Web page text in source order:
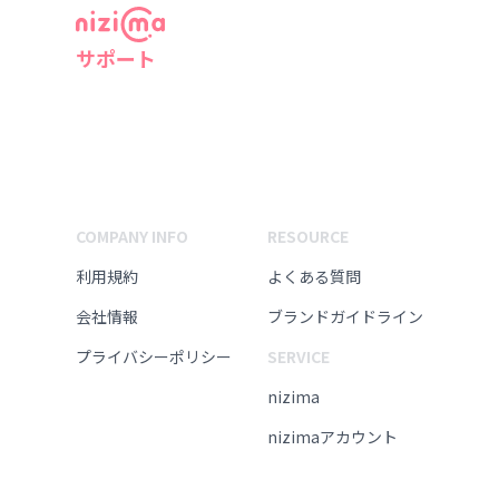
サポート
COMPANY INFO
利用規約
会社情報
プライバシーポリシー
RESOURCE
よくある質問
ブランドガイドライン
SERVICE
nizima
nizimaアカウント